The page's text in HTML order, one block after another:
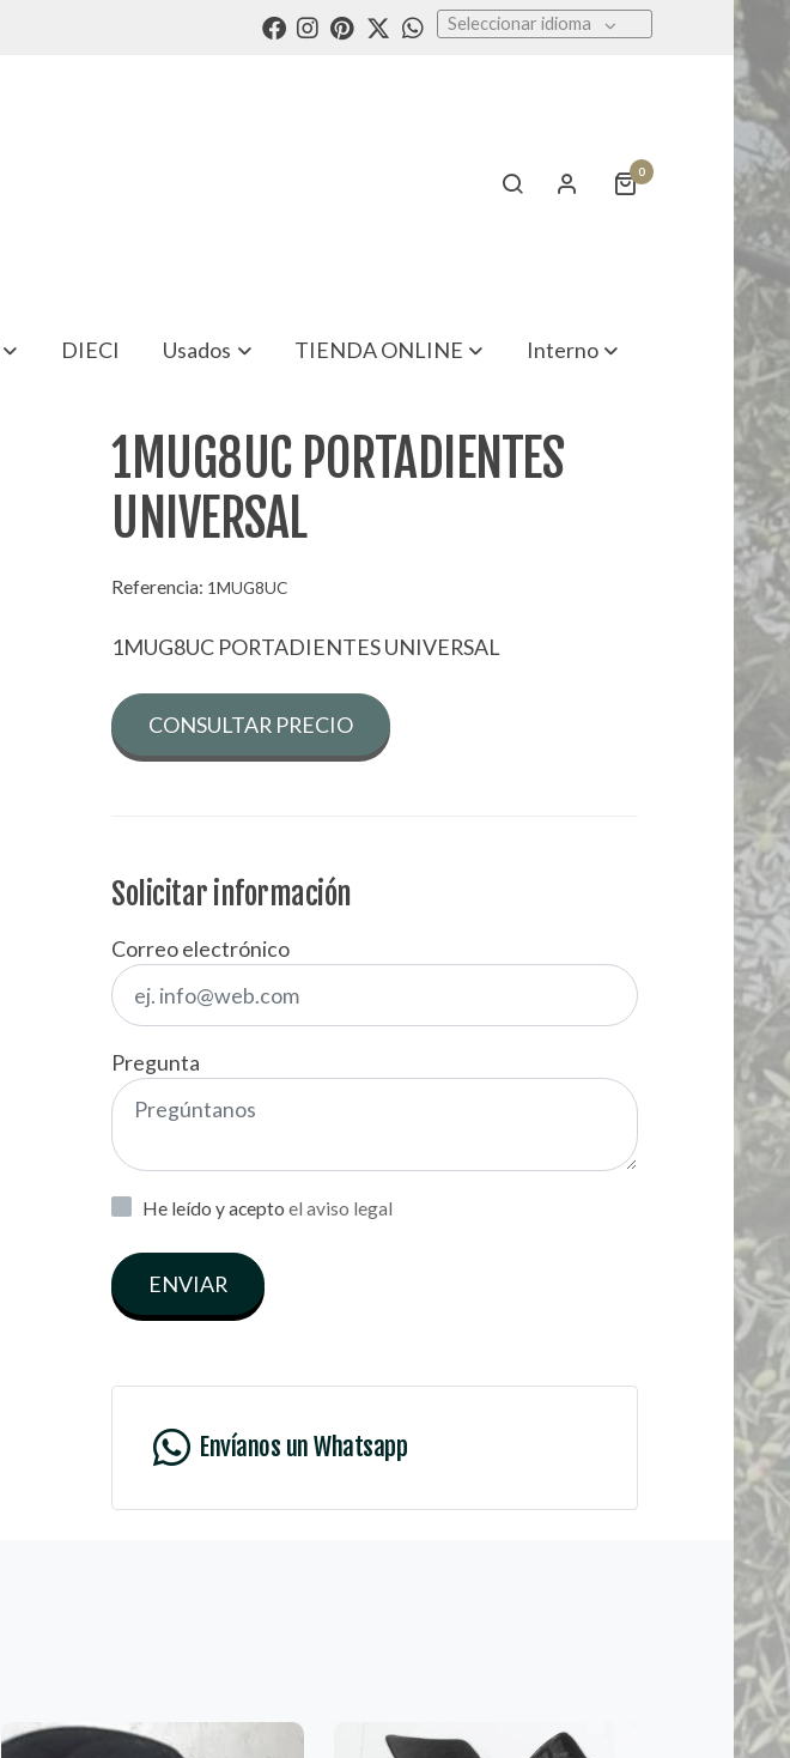
Seleccionar idioma
0
DIECI Usados TIENDA ONLINE Interno
1MUG8UC PORTADIENTES
UNIVERSAL
Referencia: 1MUG8UC
1MUG8UC PORTADIENTES UNIVERSAL
CONSULTAR PRECIO
Solicitar información
Correo electrónico
Pregunta
He leído y acepto el aviso legal
ENVIAR
Envíanos un Whatsapp